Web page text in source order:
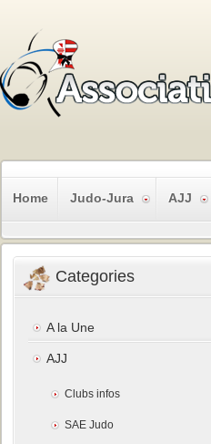
Home Judo-Jura AJJ
Categories
A la Une
AJJ
Clubs infos
SAE Judo